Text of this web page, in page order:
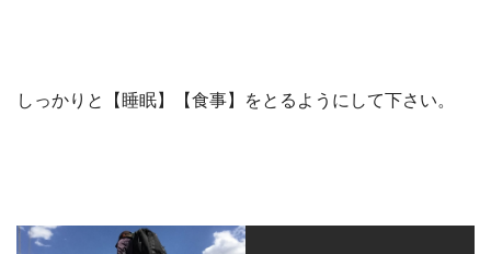
しっかりと【睡眠】【食事】をとるようにして下さい。